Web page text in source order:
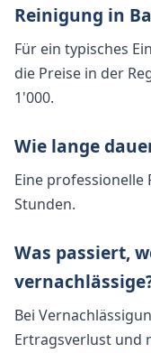
Reinigung in
Für ein typisches
die Preise in der
1'000.
Wie lange
Eine professionelle
Stunden.
Was passiert,
Bei
Ertragsverlust und